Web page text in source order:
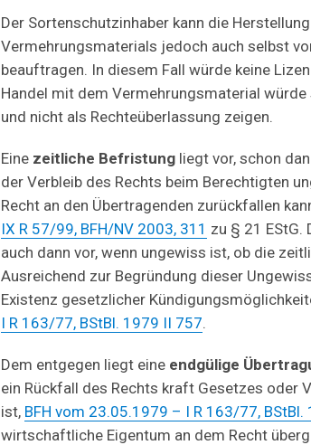
Der Sortenschutzinhaber kann die
Vermehrungsmaterials jedoch auch selbst
beauftragen. In diesem Fall würde keine
Handel mit dem Vermehrungsmaterial
und nicht als Rechteüberlassung zeigen.
Eine zeitliche Befristung liegt vor, schon
der Verbleib des Rechts beim Berechtigten
Recht an den Übertragenden zurückfallen
IX R 57/99, BFH/NV 2003, 311 zu § 21 EStG.
auch dann vor, wenn ungewiss ist, ob die
Ausreichend zur Begründung dieser
Existenz gesetzlicher
I R 163/77, BStBl. 1979 II 757.
Dem entgegen liegt eine endgülige
ein Rückfall des Rechts kraft Gesetzes oder
ist, BFH vom 23.05.1979 – I R 163/77, BStBl.
wirtschaftliche Eigentum an dem Recht